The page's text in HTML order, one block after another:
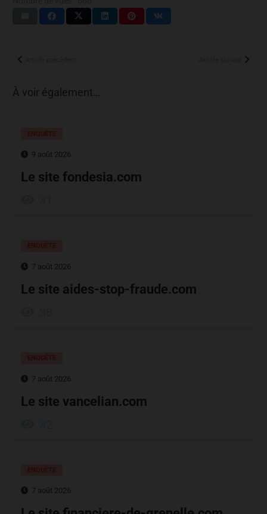
À voir également…
9 août 2026
Le site fondesia.com
7 août 2026
Le site aides-stop-fraude.com
7 août 2026
Le site vancelian.com
7 août 2026